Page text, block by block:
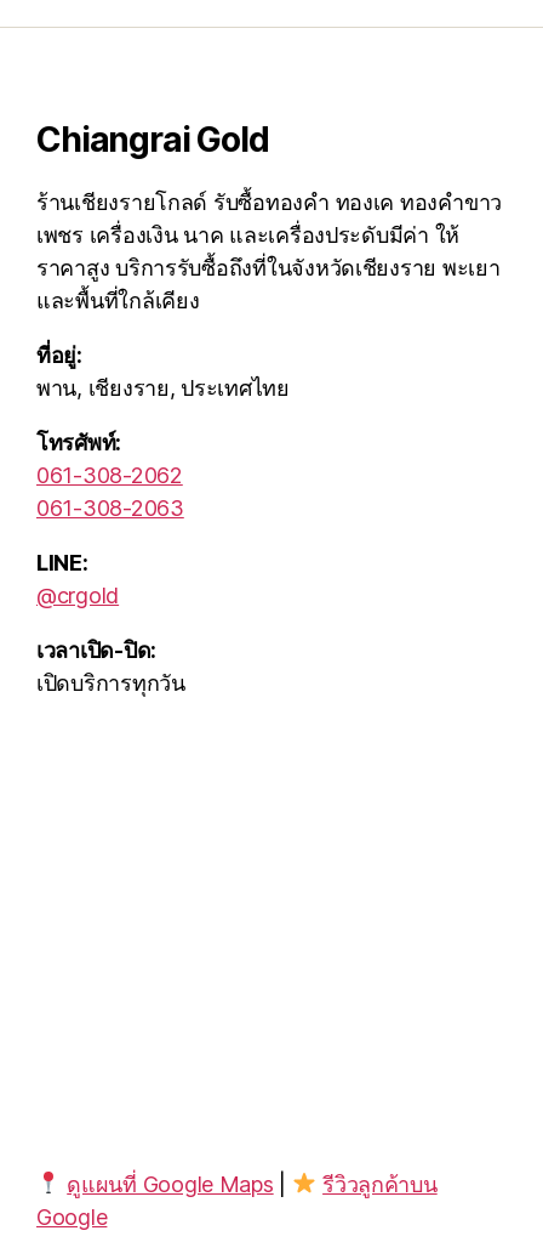
Chiangrai Gold
ร้านเชียงรายโกลด์ รับซื้อทองคำ ทองเค ทองคำขาว
เพชร เครื่องเงิน นาค และเครื่องประดับมีค่า ให้
ราคาสูง บริการรับซื้อถึงที่ในจังหวัดเชียงราย พะเยา
และพื้นที่ใกล้เคียง
ที่อยู่:
พาน, เชียงราย, ประเทศไทย
โทรศัพท์:
061-308-2062
061-308-2063
LINE:
@crgold
เวลาเปิด-ปิด:
เปิดบริการทุกวัน
ดูแผนที่ Google Maps
รีวิวลูกค้าบน
Google